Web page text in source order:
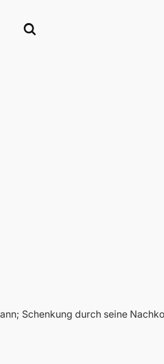
Schenkung durch seine